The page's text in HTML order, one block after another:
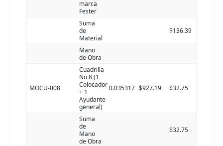
marca
Fester
Suma
de
Material
$136.39
Mano
de Obra
MOCU-008
Cuadrilla
No 8 (1
Colocador
+ 1
Ayudante
general)
0.035317 $927.19 $32.75
Suma
de
Mano
de Obra
$32.75